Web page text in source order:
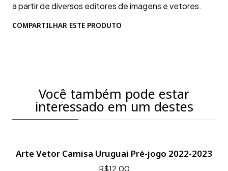
a partir de diversos editores de imagens e vetores.
COMPARTILHAR ESTE PRODUTO
Você também pode estar
interessado em um destes
Arte Vetor Camisa Uruguai Pré-jogo 2022-2023
R$12,00